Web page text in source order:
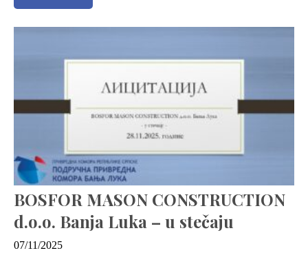
BOSFOR MASON CONSTRUCTION
d.o.o. Banja Luka – u stečaju
07/11/2025